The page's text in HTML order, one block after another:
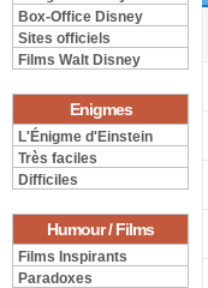
Box-Office Disney
Sites officiels
Films Walt Disney
Enigmes
L'Énigme d'Einstein
Très faciles
Difficiles
Humour / Films
Films Inspirants
Paradoxes